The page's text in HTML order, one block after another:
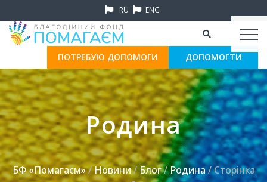
RU ENG
ПОТРЕБУЮ ДОПОМОГИ ДОПОМОГТИ
Родина
БФ «Помагаєм»/Новини/ Блог/Родина/ Сторінка